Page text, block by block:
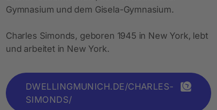
Gymnasium und dem Gisela-Gymnasium.
Charles Simonds, geboren 1945 in New York, lebt
und arbeitet in New York.
DWELLINGMUNICH.DE/CHARLES-
SIMONDS/